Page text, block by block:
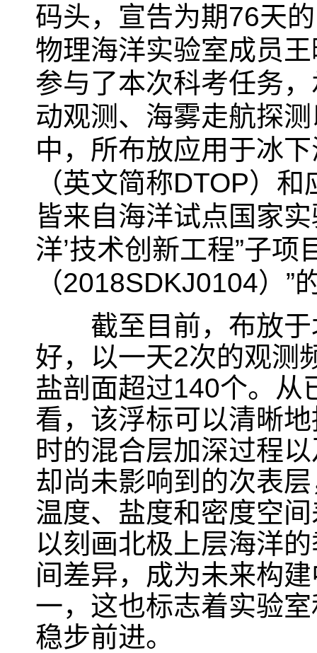
码头，宣告为期76天
物理海洋实验室成员
参与了本次科考任务
动观测、海雾走航探
中，所布放应用于冰
（英文简称DTOP）和
皆来自海洋试点国家
洋’技术创新工程”子项
（2018SDKJ0104） ”
截至目前，布放于
好，以一天2次的观测
盐剖面超过140个。从
看，该浮标可以清晰
时的混合层加深过程
却尚未影响到的次表
温度、盐度和密度空
以刻画北极上层海洋
间差异，成为未来构
一，这也标志着实验
稳步前进。